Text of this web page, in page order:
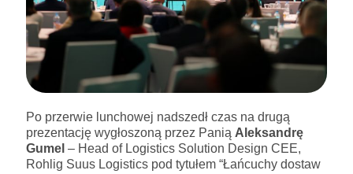
Po przerwie lunchowej nadszedł czas na drugą
prezentację wygłoszoną przez Panią Aleksandrę
Gumel – Head of Logistics Solution Design CEE,
Rohlig Suus Logistics pod tytułem “Łańcuchy dostaw